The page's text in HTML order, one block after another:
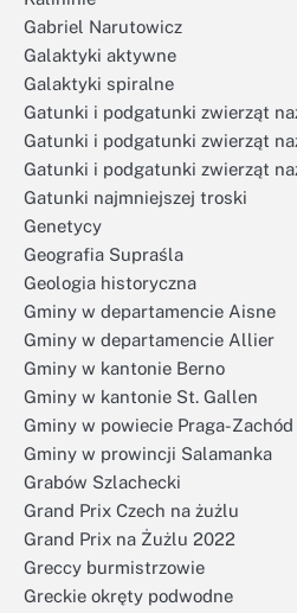
Gabriel Narutowicz
Galaktyki aktywne
Galaktyki spiralne
Gatunki i podgatunki zwierząt
Gatunki i podgatunki zwierząt
Gatunki i podgatunki zwierząt
Gatunki najmniejszej troski
Genetycy
Geografia Supraśla
Geologia historyczna
Gminy w departamencie Aisne
Gminy w departamencie Allier
Gminy w kantonie Berno
Gminy w kantonie St. Gallen
Gminy w powiecie Praga-Zachód
Gminy w prowincji Salamanka
Grabów Szlachecki
Grand Prix Czech na żużlu
Grand Prix na Żużlu 2022
Greccy burmistrzowie
Greckie okręty podwodne